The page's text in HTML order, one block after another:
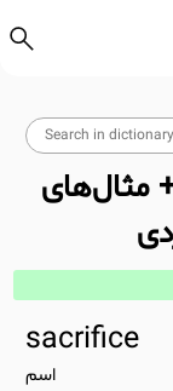
مثال‌های
sacrifice
اسم